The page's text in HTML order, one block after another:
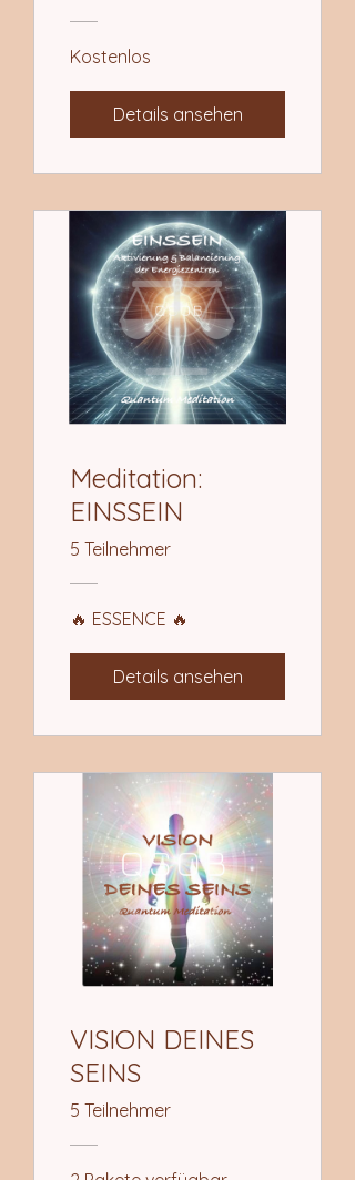
Kostenlos
Details ansehen
Meditation:
EINSSEIN
5 Teilnehmer
🔥 ESSENCE 🔥
Details ansehen
VISION DEINES
SEINS
5 Teilnehmer